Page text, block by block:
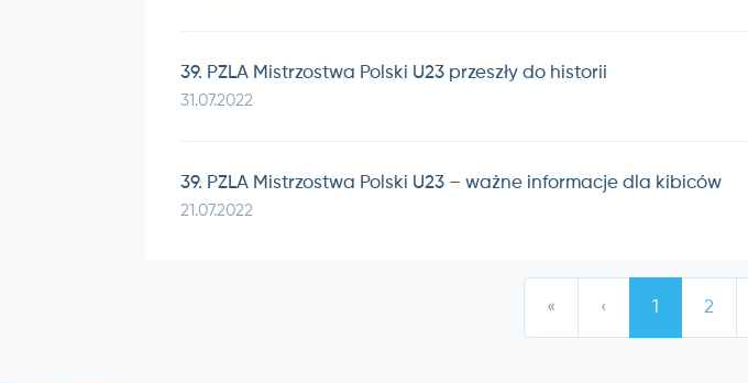
39. PZLA Mistrzostwa Polski U23 przeszły do historii
31.07.2022
39. PZLA Mistrzostwa Polski U23 – ważne informacje dla kibiców
21.07.2022
« ‹ 1 2